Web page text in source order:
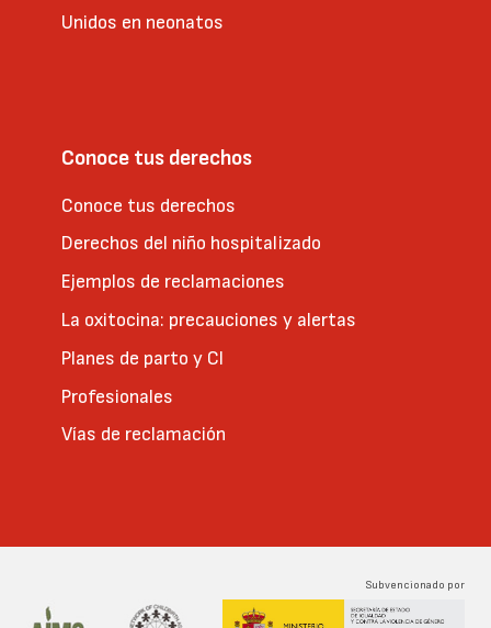
Unidos en neonatos
Conoce tus derechos
Conoce tus derechos
Derechos del niño hospitalizado
Ejemplos de reclamaciones
La oxitocina: precauciones y alertas
Planes de parto y CI
Profesionales
Vías de reclamación
Subvencionado por